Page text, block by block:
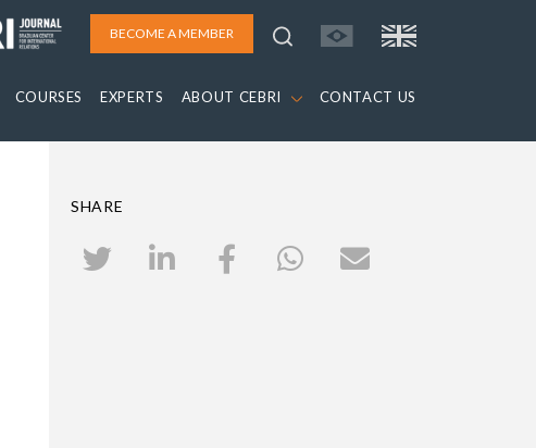
BECOME A MEMBER
COURSES EXPERTS ABOUT CEBRI CONTACT US
SHARE